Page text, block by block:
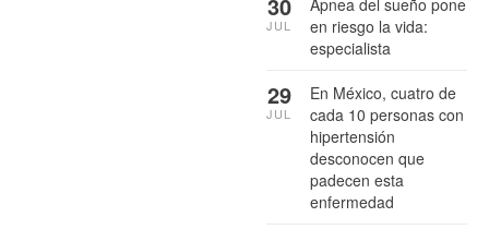
Apnea del sueño pone
en riesgo la vida:
especialista
JUL
En México, cuatro de
cada 10 personas con
hipertensión
desconocen que
padecen esta
enfermedad
29
JUL